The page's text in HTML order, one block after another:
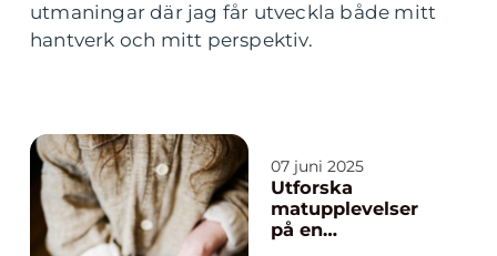
utmaningar där jag får utveckla både mitt
hantverk och mitt perspektiv.
07 juni 2025
Utforska
matupplevelser
på en